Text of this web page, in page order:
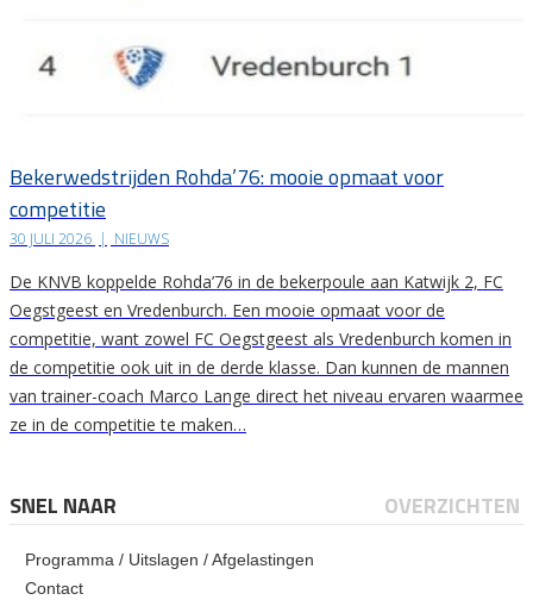
Bekerwedstrijden Rohda’76: mooie opmaat voor
competitie
30 JULI 2026 | NIEUWS
De KNVB koppelde Rohda’76 in de bekerpoule aan Katwijk 2, FC
Oegstgeest en Vredenburch. Een mooie opmaat voor de
competitie, want zowel FC Oegstgeest als Vredenburch komen in
de competitie ook uit in de derde klasse. Dan kunnen de mannen
van trainer-coach Marco Lange direct het niveau ervaren waarmee
ze in de competitie te maken…
SNEL NAAR OVERZICHTEN
Programma / Uitslagen / Afgelastingen
Contact